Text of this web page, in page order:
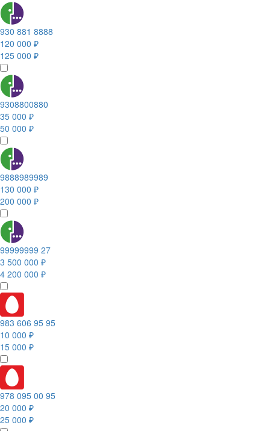
930 881 8888
120 000 ₽
125 000 ₽
9308800880
35 000 ₽
50 000 ₽
9888989989
130 000 ₽
200 000 ₽
99999999 27
3 500 000 ₽
4 200 000 ₽
983 606 95 95
10 000 ₽
15 000 ₽
978 095 00 95
20 000 ₽
25 000 ₽